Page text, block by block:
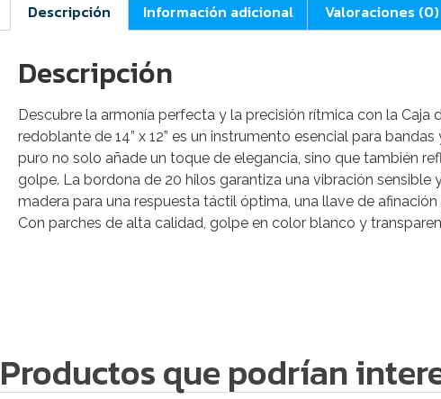
Descripción Información adicional Valoraciones (0)
Descripción
Descubre la armonía perfecta y la precisión rítmica con la
redoblante de 14” x 12” es un instrumento esencial para
puro no solo añade un toque de elegancia, sino que también
golpe. La bordona de 20 hilos garantiza una vibración
madera para una respuesta táctil óptima, una llave de
Con parches de alta calidad, golpe en color blanco y
Productos que podrían